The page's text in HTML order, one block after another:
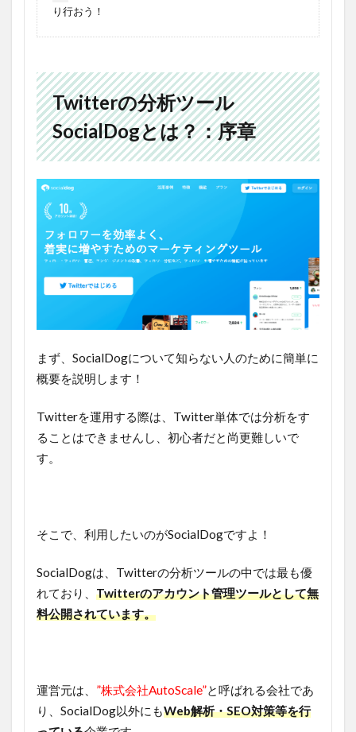
り行おう！
Twitterの分析ツール
SocialDogとは？：序章
まず、SocialDogについて知らない人のために簡単に
概要を説明します！
Twitterを運用する際は、Twitter単体では分析をす
ることはできませんし、初心者だと尚更難しいで
す。
そこで、利用したいのがSocialDogですよ！
SocialDogは、Twitterの分析ツールの中では最も優
れており、 Twitterのアカウント管理ツールとして無
料公開されています。
運営元は、 ”株式会社AutoScale”と呼ばれる会社であ
り、SocialDog以外にもWeb解析・SEO対策等を行